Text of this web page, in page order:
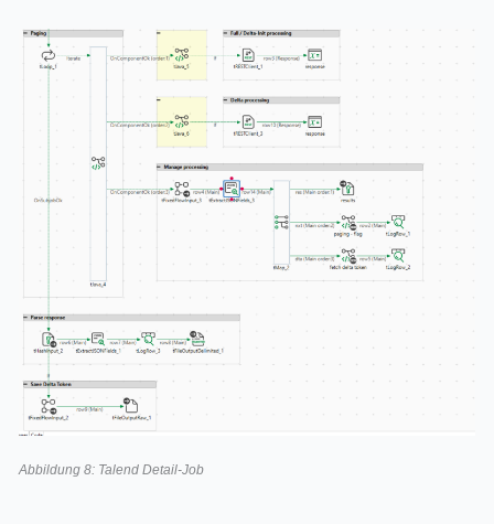
Abbildung 8: Talend Detail-Job